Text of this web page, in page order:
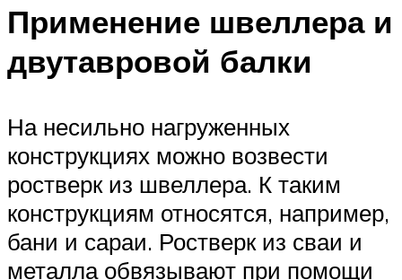
Применение швеллера и
двутавровой балки
На несильно нагруженных
конструкциях можно возвести
ростверк из швеллера. К таким
конструкциям относятся, например,
бани и сараи. Ростверк из сваи и
металла обвязывают при помощи